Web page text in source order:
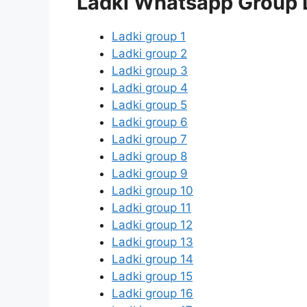
Ladki group 1
Ladki group 2
Ladki group 3
Ladki group 4
Ladki group 5
Ladki group 6
Ladki group 7
Ladki group 8
Ladki group 9
Ladki group 10
Ladki group 11
Ladki group 12
Ladki group 13
Ladki group 14
Ladki group 15
Ladki group 16